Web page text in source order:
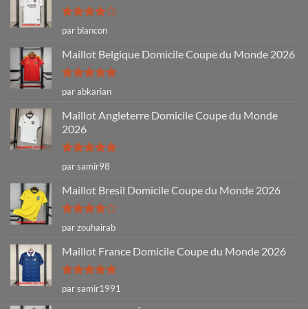
Note4
sur 5
par blancon
Maillot Belgique Domicile Coupe du Monde 2026
Note5sur
5
par abkarian
Maillot Angleterre Domicile Coupe du Monde
2026
Note5sur
5
par samir98
Maillot Bresil Domicile Coupe du Monde 2026
Note4
sur 5
par zouhairab
Maillot France Domicile Coupe du Monde 2026
Note5sur
5
par samir1991